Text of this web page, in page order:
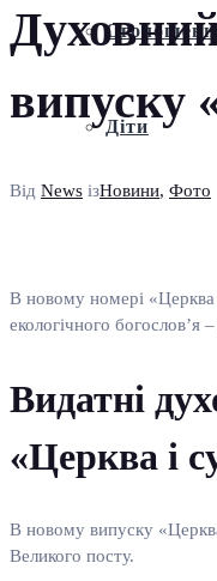
Діти
випуску
Від News ізНовини, Фото
В новому номері «Церква
екологічного богослов’я
Видатні
«Церква і
В новому випуску
Великого посту.